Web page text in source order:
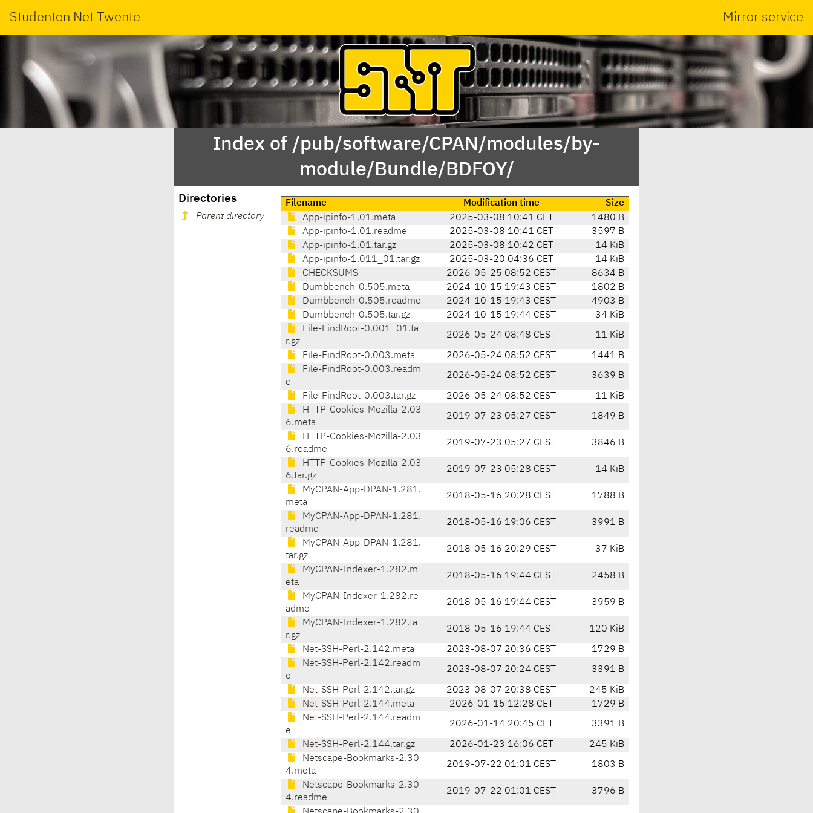
Studenten Net Twente Mirror service
Index of /pub/software/CPAN/modules/by-
module/Bundle/BDFOY/
Directories
Parent directory
Filename Modification time
Size
App-ipinfo-1.01.meta
2025-03-08 10:41 CET
1480 B
App-ipinfo-1.01.readme
2025-03-08 10:41 CET
3597 B
App-ipinfo-1.01.tar.gz
2025-03-08 10:42 CET
14 KiB
App-ipinfo-1.011_01.tar.gz
2025-03-20 04:36 CET
14 KiB
CHECKSUMS
2026-05-25 08:52 CEST
8634 B
Dumbbench-0.505.meta
2024-10-15 19:43 CEST
1802 B
Dumbbench-0.505.readme
2024-10-15 19:43 CEST
4903 B
Dumbbench-0.505.tar.gz
2024-10-15 19:44 CEST
34 KiB
File-FindRoot-0.001_01.ta
r.gz
2026-05-24 08:48 CEST 11 KiB
File-FindRoot-0.003.meta 2026-05-24 08:52 CEST
1441 B
File-FindRoot-0.003.readm
e
2026-05-24 08:52 CEST 3639 B
File-FindRoot-0.003.tar.gz 2026-05-24 08:52 CEST
11 KiB
HTTP-Cookies-Mozilla-2.03
6.meta
2019-07-23 05:27 CEST 1849 B
HTTP-Cookies-Mozilla-2.03
6.readme
2019-07-23 05:27 CEST 3846 B
HTTP-Cookies-Mozilla-2.03
6.tar.gz
2019-07-23 05:28 CEST 14 KiB
MyCPAN-App-DPAN-1.281.
meta
2018-05-16 20:28 CEST 1788 B
MyCPAN-App-DPAN-1.281.
readme
2018-05-16 19:06 CEST 3991 B
MyCPAN-App-DPAN-1.281.
tar.gz
2018-05-16 20:29 CEST 37 KiB
MyCPAN-Indexer-1.282.m
eta
2018-05-16 19:44 CEST 2458 B
MyCPAN-Indexer-1.282.re
adme
2018-05-16 19:44 CEST 3959 B
MyCPAN-Indexer-1.282.ta
r.gz
2018-05-16 19:44 CEST 120 KiB
Net-SSH-Perl-2.142.meta 2023-08-07 20:36 CEST
1729 B
Net-SSH-Perl-2.142.readm
e
2023-08-07 20:24 CEST 3391 B
Net-SSH-Perl-2.142.tar.gz 2023-08-07 20:38 CEST
245 KiB
Net-SSH-Perl-2.144.meta
2026-01-15 12:28 CET
1729 B
Net-SSH-Perl-2.144.readm
e
2026-01-14 20:45 CET 3391 B
Net-SSH-Perl-2.144.tar.gz 2026-01-23 16:06 CET
245 KiB
Netscape-Bookmarks-2.30
4.meta
2019-07-22 01:01 CEST 1803 B
Netscape-Bookmarks-2.30
4.readme
2019-07-22 01:01 CEST 3796 B